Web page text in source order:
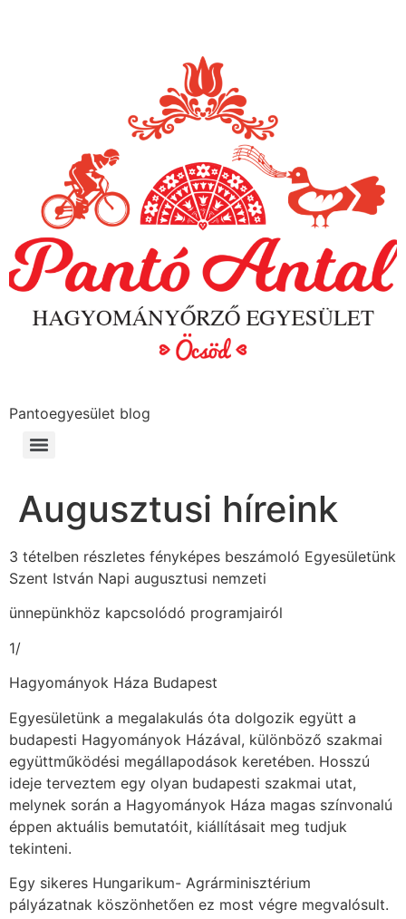
Pantoegyesület blog
Augusztusi híreink
3 tételben részletes fényképes beszámoló Egyesületünk
Szent István Napi augusztusi nemzeti
ünnepünkhöz kapcsolódó programjairól
1/
Hagyományok Háza Budapest
Egyesületünk a megalakulás óta dolgozik együtt a
budapesti Hagyományok Házával, különböző szakmai
együttműködési megállapodások keretében. Hosszú
ideje terveztem egy olyan budapesti szakmai utat,
melynek során a Hagyományok Háza magas színvonalú
éppen aktuális bemutatóit, kiállításait meg tudjuk
tekinteni.
Egy sikeres Hungarikum- Agrárminisztérium
pályázatnak köszönhetően ez most végre megvalósult.